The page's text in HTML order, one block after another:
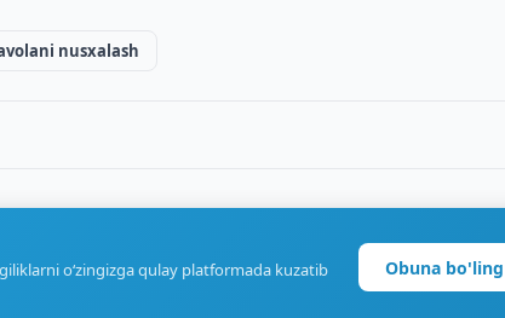
nusxalash
o‘zingizga qulay platformada kuzatib
Obuna bo'ling